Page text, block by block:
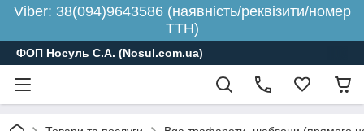
Viber: 38(094)9643586 (наявність/реквізити/номер
ТТН)
ФОП Носуль С.А. (Nosul.com.ua)